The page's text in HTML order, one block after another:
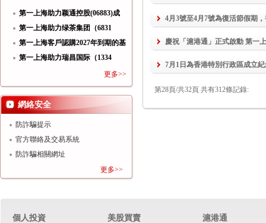
第一上海助力颖通控股(06883)成
功
第一上海助力绿茶集团（6831
HK）
第一上海客戶認購2027年到期的基
第一上海助力瑞昌国际（1334
更多>>
網絡安全
防詐騙提示
官方聯絡及交易系統
防詐騙相關網址
更多>>
4月3號至4月7號為復活節假期
慶祝「滬港通」正式啟動 第一
7月1日為香港特別行政區成立
第28頁/共32頁 共有312條記錄:
個人投資 美股買賣 滬港通